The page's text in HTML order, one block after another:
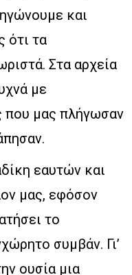
και
ότι τα
Στα αρχεία
με
που μας πλήγωσαν
εαυτών και
μας, εφόσον
το
συμβάν. Γι’
ουσία μια